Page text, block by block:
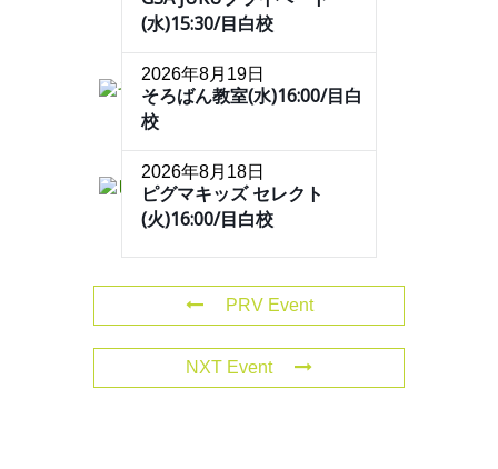
(水)15:30/目白校
2026年8月19日
そろばん教室(水)16:00/目白
校
2026年8月18日
ピグマキッズ セレクト
(火)16:00/目白校
PRV Event
NXT Event